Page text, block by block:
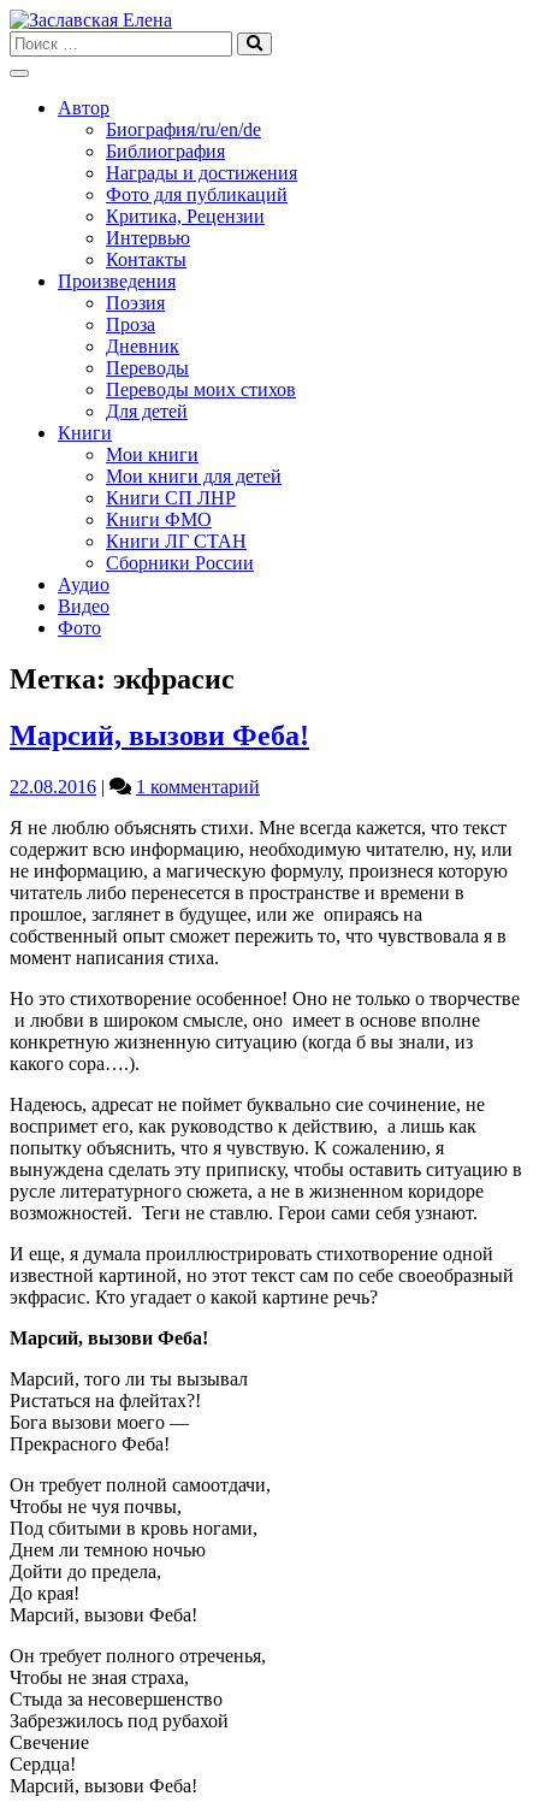
Skip
to
content
Автор
Биография/ru/en/de
Библиография
Награды и достижения
Фото для публикаций
Критика, Рецензии
Интервью
Контакты
Произведения
Поэзия
Проза
Дневник
Переводы
Переводы моих стихов
Для детей
Книги
Мои книги
Мои книги для детей
Книги СП ЛНР
Книги ФМО
Книги ЛГ СТАН
Сборники России
Аудио
Видео
Фото
Метка: экфрасис
Марсий, вызови Феба!
22.08.2016 | 1 комментарий
Марсий,
вызови
Феба!
Я не люблю объяснять стихи. Мне всегда кажется, что текст
содержит всю информацию, необходимую читателю, ну, или
не информацию, а магическую формулу, произнеся которую
читатель либо перенесется в пространстве и времени в
прошлое, заглянет в будущее, или же опираясь на
собственный опыт сможет пережить то, что чувствовала я в
момент написания стиха.
Но это стихотворение особенное! Оно не только о творчестве
и любви в широком смысле, оно имеет в основе вполне
конкретную жизненную ситуацию (когда б вы знали, из
какого сора….).
Надеюсь, адресат не поймет буквально сие сочинение, не
воспримет его, как руководство к действию, а лишь как
попытку объяснить, что я чувствую. К сожалению, я
вынуждена сделать эту приписку, чтобы оставить ситуацию в
русле литературного сюжета, а не в жизненном коридоре
возможностей. Теги не ставлю. Герои сами себя узнают.
И еще, я думала проиллюстрировать стихотворение одной
известной картиной, но этот текст сам по себе своеобразный
экфрасис. Кто угадает о какой картине речь?
Марсий, вызови Феба!
Марсий, того ли ты вызывал
Ристаться на флейтах?!
Бога вызови моего —
Прекрасного Феба!
Он требует полной самоотдачи,
Чтобы не чуя почвы,
Под сбитыми в кровь ногами,
Днем ли темною ночью
Дойти до предела,
До края!
Марсий, вызови Феба!
Он требует полного отреченья,
Чтобы не зная страха,
Стыда за несовершенство
Забрезжилось под рубахой
Свечение
Сердца!
Марсий, вызови Феба!